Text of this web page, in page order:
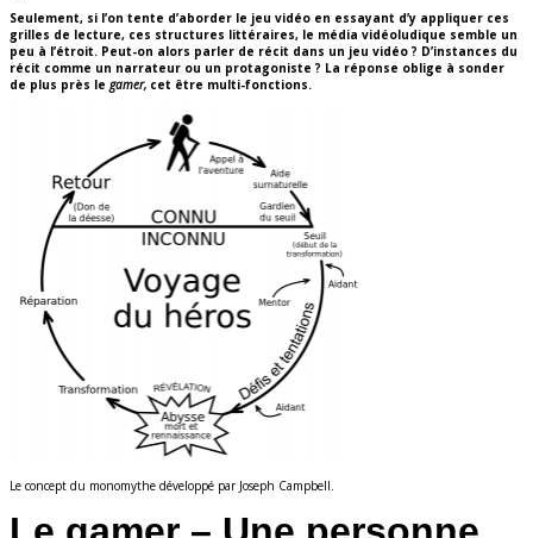
Seulement, si l’on tente d’aborder le jeu vidéo en essayant d’y appliquer ces
grilles de lecture, ces structures littéraires, le média vidéoludique semble un
peu à l’étroit. Peut-on alors parler de récit dans un jeu vidéo ? D’instances du
récit comme un narrateur ou un protagoniste ? La réponse oblige à sonder
de plus près le gamer, cet être multi-fonctions.
Le concept du monomythe développé par Joseph Campbell.